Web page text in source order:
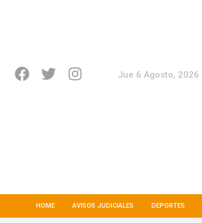
Jue 6 Agosto, 2026
HOME AVISOS JUDICIALES DEPORTES